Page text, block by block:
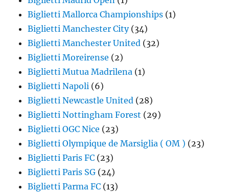
Biglietti Mallorca Championships (1)
Biglietti Manchester City(34)
Biglietti Manchester United (32)
Biglietti Moreirense (2)
Biglietti Mutua Madrilena (1)
Biglietti Napoli (6)
Biglietti Newcastle United (28)
Biglietti Nottingham Forest (29)
Biglietti OGC Nice (23)
Biglietti Olympique de Marsiglia ( OM ) (23)
Biglietti Paris FC (23)
Biglietti Paris SG (24)
Biglietti Parma FC (13)